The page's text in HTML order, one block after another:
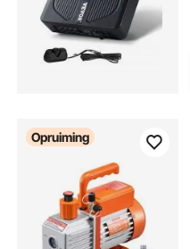
Opruiming